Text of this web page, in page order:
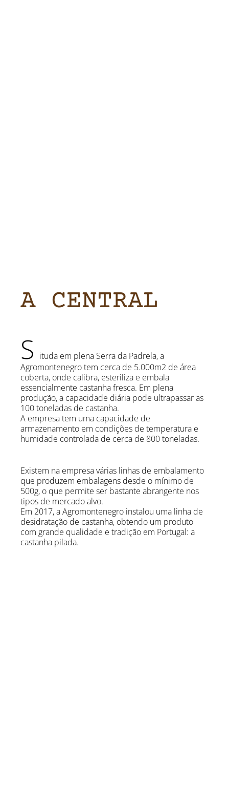
A CENTRAL
S ituda em plena Serra da Padrela, a
Agromontenegro tem cerca de 5.000m2 de área
coberta, onde calibra, esteriliza e embala
essencialmente castanha fresca. Em plena
produção, a capacidade diária pode ultrapassar as
100 toneladas de castanha.
A empresa tem uma capacidade de
armazenamento em condições de temperatura e
humidade controlada de cerca de 800 toneladas.
Existem na empresa várias linhas de embalamento
que produzem embalagens desde o mínimo de
500g, o que permite ser bastante abrangente nos
tipos de mercado alvo.
Em 2017, a Agromontenegro instalou uma linha de
desidratação de castanha, obtendo um produto
com grande qualidade e tradição em Portugal: a
castanha pilada.